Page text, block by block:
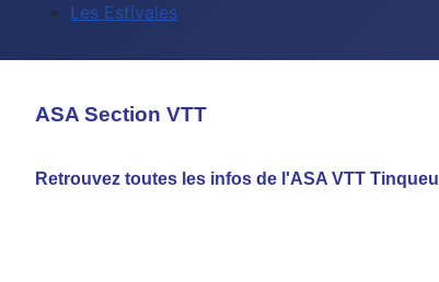
Les Estivales
ASA Section VTT
Retrouvez toutes les infos de l'ASA VTT